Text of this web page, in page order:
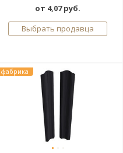
от 4,07 руб.
Выбрать продавца
фабрика